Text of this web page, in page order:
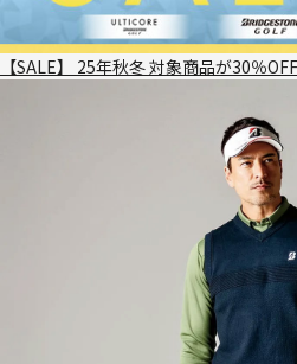
【SALE】 25年秋冬 対象商品が30％